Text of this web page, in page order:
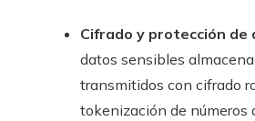
Cifrado y protección de
datos sensibles
transmitidos con cifrado
tokenización de números